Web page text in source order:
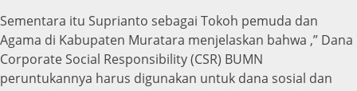
Sementara itu Suprianto sebagai Tokoh pemuda dan
Agama di Kabupaten Muratara menjelaskan bahwa ,” Dana
Corporate Social Responsibility (CSR) BUMN
peruntukannya harus digunakan untuk dana sosial dan